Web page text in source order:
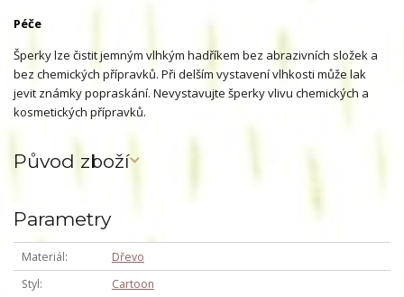
Péče
Šperky lze čistit jemným vlhkým hadříkem bez abrazivních složek a
bez chemických přípravků. Při delším vystavení vlhkosti může lak
jevit známky popraskání. Nevystavujte šperky vlivu chemických a
kosmetických přípravků.
Původ zboží
Parametry
Materiál
Dřevo
Styl
Cartoon